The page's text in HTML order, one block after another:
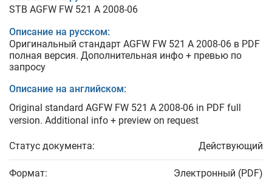
STB AGFW FW 521 A 2008-06
Описание на русском:
Оригинальный стандарт AGFW FW 521 A 2008-06 в PDF
полная версия. Дополнительная инфо + превью по
запросу
Описание на английском:
Original standard AGFW FW 521 A 2008-06 in PDF full
version. Additional info + preview on request
Статус документа: Действующий
Формат: Электронный (PDF)